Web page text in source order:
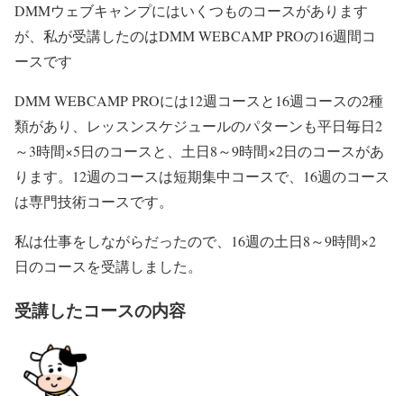
DMMウェブキャンプにはいくつものコースがあります
が、私が受講したのはDMM WEBCAMP PROの16週間コ
ースです
DMM WEBCAMP PROには12週コースと16週コースの2種
類があり、レッスンスケジュールのパターンも平日毎日2
～3時間×5日のコースと、土日8～9時間×2日のコースがあ
ります。12週のコースは短期集中コースで、16週のコース
は専門技術コースです。
私は仕事をしながらだったので、16週の土日8～9時間×2
日のコースを受講しました。
受講したコースの内容